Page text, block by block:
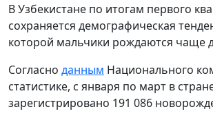
В Узбекистане по итогам первого
сохраняется демографическая
которой мальчики рождаются чаще
Согласно данным Национального
статистике, с января по март в
зарегистрировано 191 086